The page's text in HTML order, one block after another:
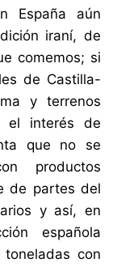
España aún
iraní, de
comemos; si
de Castilla-
y terrenos
el interés de
que no se
productos
de partes del
y así, en
española
con